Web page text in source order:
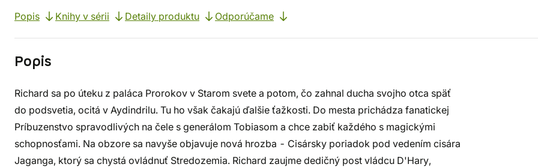
Popis Knihy v sérii Detaily produktu Odporúčame
Popis
Richard sa po úteku z paláca Prorokov v Starom svete a potom, čo zahnal ducha svojho otca späť
do podsvetia, ocitá v Aydindrilu. Tu ho však čakajú ďalšie ťažkosti. Do mesta prichádza fanatickej
Príbuzenstvo spravodlivých na čele s generálom Tobiasom a chce zabiť každého s magickými
schopnosťami. Na obzore sa navyše objavuje nová hrozba - Cisársky poriadok pod vedením cisára
Jaganga, ktorý sa chystá ovládnuť Stredozemia. Richard zaujme dedičný post vládcu D'Hary,